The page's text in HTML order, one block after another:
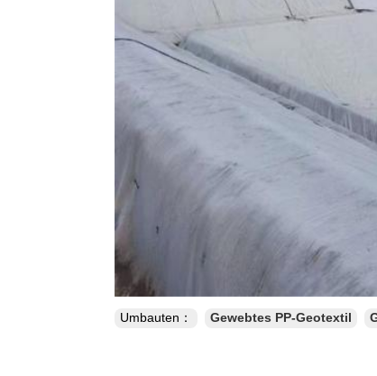
Umbauten： Gewebtes PP-Geotextil